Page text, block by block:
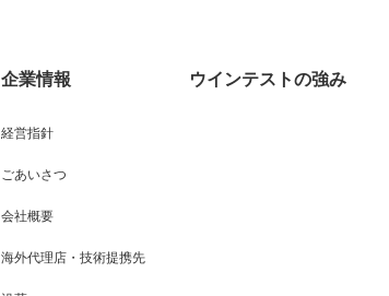
企業情報
経営指針
ごあいさつ
会社概要
海外代理店・技術提携先
ウインテストの強み